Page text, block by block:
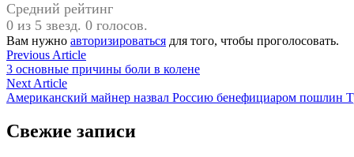
Средний рейтинг
0 из 5 звезд. 0 голосов.
Вам нужно авторизироваться для того, чтобы проголосовать.
Навигация
по
записям
Previous ArticlePrevious
article:
3 основные причины боли в колене
Next ArticleNext
article:
Американский майнер назвал Россию бенефициаром пошлин
Свежие записи